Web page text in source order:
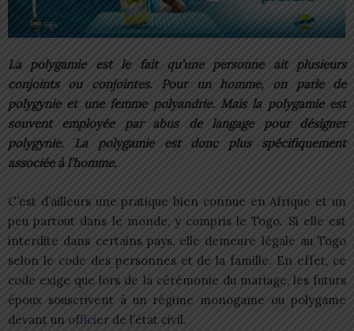
La polygamie est le fait qu’une personne ait plusieurs
conjoints ou conjointes. Pour un homme, on parle de
polygynie et une femme polyandrie. Mais la polygamie est
souvent employée par abus de langage pour désigner
polygynie. La polygamie est donc plus spécifiquement
associée à l’homme.
C’est d’ailleurs une pratique bien connue en Afrique et un
peu partout dans le monde, y compris le Togo. Si elle est
interdite dans certains pays, elle demeure légale au Togo
selon le code des personnes et de la famille. En effet, ce
code exige que lors de la cérémonie du mariage, les futurs
époux souscrivent à un régime monogame ou polygame
devant un officier de l’état civil.